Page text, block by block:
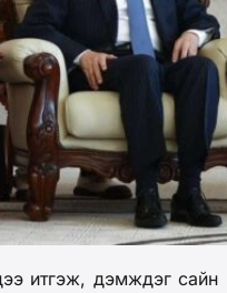
итгэж, дэмждэг сайн